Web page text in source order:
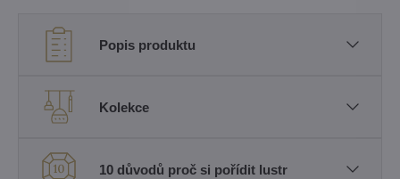
Popis produktu
Kolekce
10 důvodů proč si pořídit lustr